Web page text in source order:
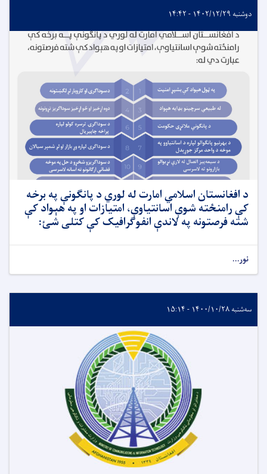
دوشنبه ۱۴۰۲/۱۲/۲۹ - ۱۴:۴۲
د افغانستان اسلامي امارت له لوري د پانګونې په برخه
کې رامنځته شوې اسانتیاوې، امتیازات او په هېواد کې
شته فرصتونه په لاندې انفوګرافیک کې کتلی شئ:
نور...
سه‌شنبه ۱۴۰۰/۱۰/۲۸ - ۱۵:۱۴